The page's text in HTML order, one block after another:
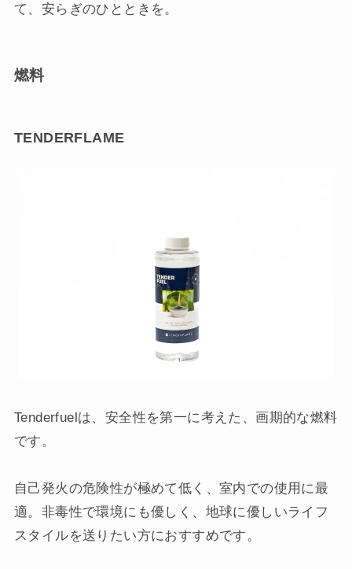
て、安らぎのひとときを。
燃料
TENDERFLAME
Tenderfuelは、安全性を第一に考えた、画期的な燃料
です。
自己発火の危険性が極めて低く、室内での使用に最
適。非毒性で環境にも優しく、地球に優しいライフ
スタイルを送りたい方におすすめです。